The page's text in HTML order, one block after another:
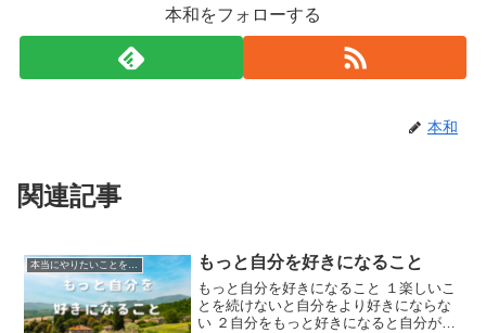
本和をフォローする
本和
関連記事
本当にやりたいことを見つける もっと自分を好きになること
もっと自分を好きになること １楽しいこ
とを続けないと自分をより好きにならな
い ２自分をもっと好きになると自分がど